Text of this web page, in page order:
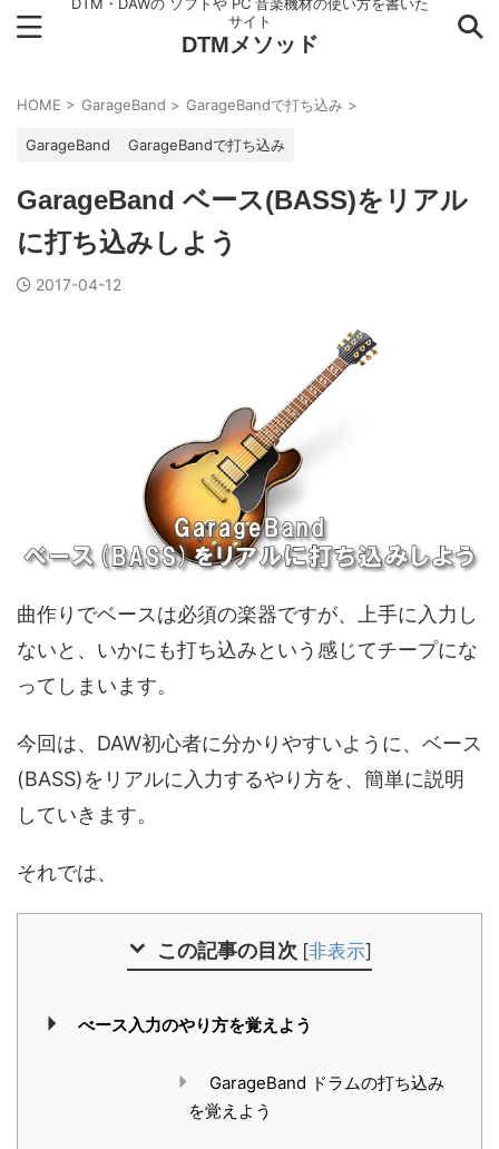
サイト
DTMメソッド
HOME > GarageBand > GarageBandで打ち込み >
GarageBand GarageBandで打ち込み
GarageBand ベース(BASS)をリアル
に打ち込みしよう
2017-04-12
曲作りでベースは必須の楽器ですが、上手に入力し
ないと、いかにも打ち込みという感じてチープにな
ってしまいます。
今回は、DAW初心者に分かりやすいように、ベース
(BASS)をリアルに入力するやり方を、簡単に説明
していきます。
それでは、
この記事の目次 [非表示]
べース入力のやり方を覚えよう
GarageBand ドラムの打ち込み
を覚えよう